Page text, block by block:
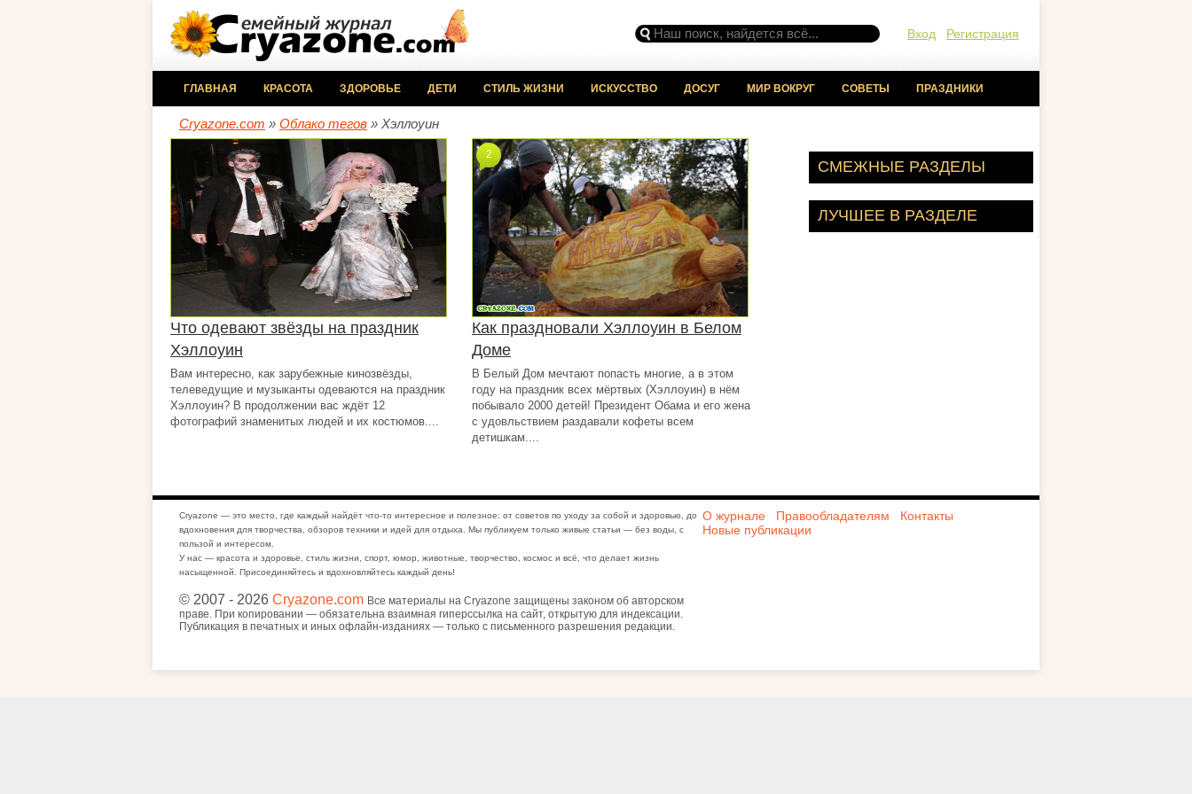
Вход Регистрация
ГЛАВНАЯ КРАСОТА ЗДОРОВЬЕ ДЕТИ СТИЛЬ ЖИЗНИ ИСКУССТВО ДОСУГ МИР ВОКРУГ СОВЕТЫ ПРАЗДНИКИ
Cryazone.com » Облако тегов » Хэллоуин
Что одевают звёзды на праздник
Хэллоуин
Вам интересно, как зарубежные кинозвёзды,
телеведущие и музыканты одеваются на праздник
Хэллоуин? В продолжении вас ждёт 12
фотографий знаменитых людей и их костюмов....
Как праздновали Хэллоуин в Белом
Доме
В Белый Дом мечтают попасть многие, а в этом
году на праздник всех мёртвых (Хэллоуин) в нём
побывало 2000 детей! Президент Обама и его жена
с удовльствием раздавали кофеты всем
детишкам....
2
СМЕЖНЫЕ РАЗДЕЛЫ
ЛУЧШЕЕ В РАЗДЕЛЕ
Cryazone — это место, где каждый найдёт что-то интересное и полезное: от советов по уходу за собой и здоровью, до
вдохновения для творчества, обзоров техники и идей для отдыха. Мы публикуем только живые статьи — без воды, с
пользой и интересом.
У нас — красота и здоровье, стиль жизни, спорт, юмор, животные, творчество, космос и всё, что делает жизнь
насыщенной. Присоединяйтесь и вдохновляйтесь каждый день!
© 2007 - 2026 Cryazone.com Все материалы на Cryazone защищены законом об авторском
праве. При копировании — обязательна взаимная гиперссылка на сайт, открытую для индексации.
Публикация в печатных и иных офлайн-изданиях — только с письменного разрешения редакции.
О журнале Правообладателям
Контакты
Новые публикации